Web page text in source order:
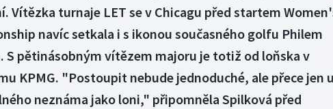
Vítězka turnaje LET se v Chicagu před startem
navíc setkala i s ikonou současného golfu Philem
S pětinásobným vítězem majoru je totiž od loňska v
KPMG. "Postoupit nebude jednoduché, ale přece jen
neznáma jako loni," připomněla Spilková před